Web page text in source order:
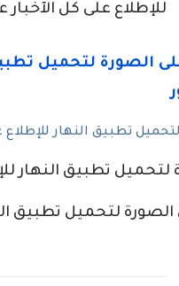
للإطلاع على كل الآخبار
تطبيق النهار للإطلاع
تطبيق النهار
لتحميل تطبيق